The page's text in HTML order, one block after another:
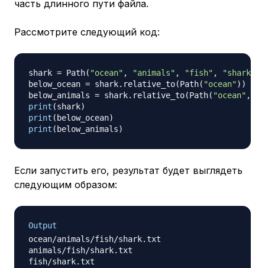
часть длинного пути файла.
Рассмотрите следующий код:
shark = Path( "ocean" , "animals" , "fish" ,
below_ocean = shark. relative_to(Path( "ocean") )
below_animals = shark. relative_to(Path( "ocean" ,
print (shark)
print ( below_ocean)
print ( below_animals)
Если запустить его, результат будет выглядеть
следующим образом:
Output
ocean/animals/fish/shark.txt
animals/fish/shark.txt